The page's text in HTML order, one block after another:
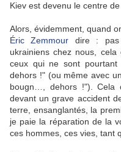
Kiev est devenu le centre de
Alors, évidemment, quand
Éric Zemmour dire : pas
ukrainiens chez nous,
ceux qui ne sont pourtant
dehors !" (ou même avec
bougn…, dehors !"). Cela
devant un grave accident
terre, ensanglantés, la
je paie la réparation de la
ces hommes, ces vies, tant